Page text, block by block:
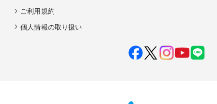
ご利用規約
個人情報の取り扱い